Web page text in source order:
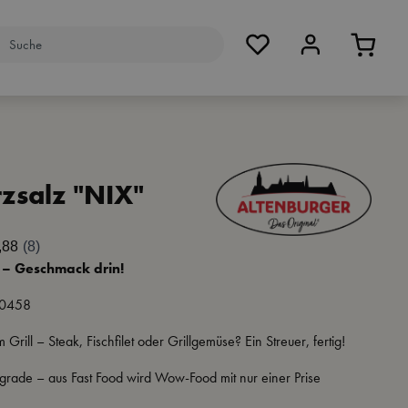
"NIX"
Geschmack drin!
Grill – Steak, Fischfilet oder Grillgemüse? Ein Streuer, fertig!
– aus Fast Food wird Wow-Food mit nur einer Prise